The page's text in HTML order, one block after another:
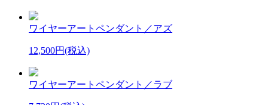
ワイヤーアートペンダント／アズ
12,500円(税込)
ワイヤーアートペンダント／ラブ